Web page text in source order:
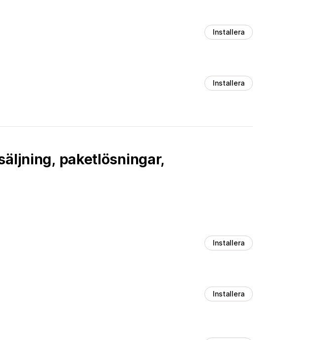
Installera
Installera
paketlösningar,
Installera
Installera